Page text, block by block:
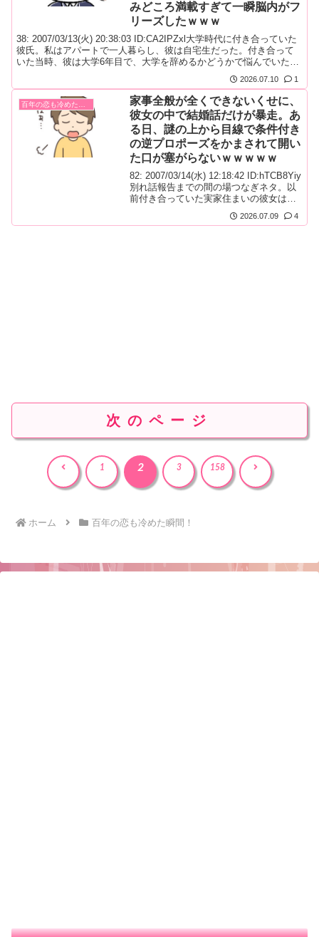
みどころ満載すぎて一瞬脳内がフ
リーズしたｗｗｗ
38: 2007/03/13(火) 20:38:03 ID:CA2IPZxl大学時代に付き合っていた
彼氏。私はアパートで一人暮らし、彼は自宅生だった。付き合って
いた当時、彼は大学6年目で、大学を辞めるかどうかで悩んでいた。
立して働こうと思うんだ。○○（私）の部屋、二人で住むには十分だ
もんな。一緒に頑張ろう。」彼の脳内で...
2026.07.10 1
家事全般が全くできないくせに、
彼女の中で結婚話だけが暴走。あ
る日、謎の上から目線で条件付き
の逆プロポーズをかまされて開い
た口が塞がらないｗｗｗｗｗ
82: 2007/03/14(水) 12:18:42 ID:hTCB8Yiy
別れ話報告までの間の場つなぎネタ。以
前付き合っていた実家住まいの彼女は、
日頃から「結婚したらやるようにする」
2026.07.09 4
次のページ
前
へ
1 2 3 158 次
へ
ホーム 百年の恋も冷めた瞬間！